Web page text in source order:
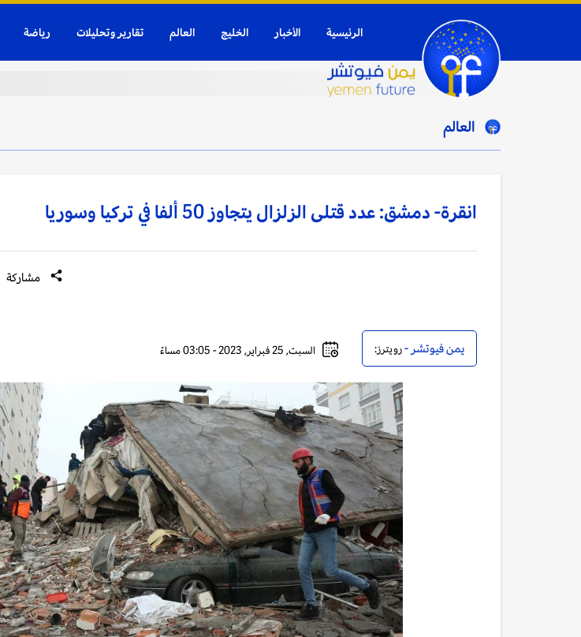
الرئيسية الأخبار الخليج العالم تقارير وتحليلات رياضة
العالم
انقرة- دمشق: عدد قتلى الزلزال يتجاوز 50 ألفا في تركيا وسوريا
مشاركة
يمن فيوتشر -رويترز: السبت, 25 فبراير, 2023 - 03:05 مساءً